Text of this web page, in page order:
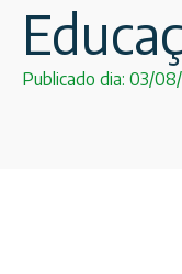
Publicado dia: 03/